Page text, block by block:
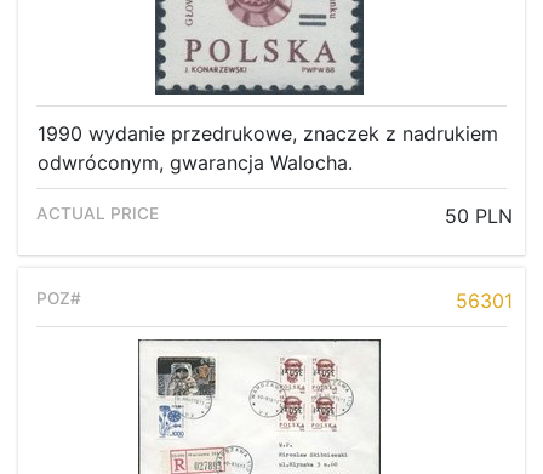
1990 wydanie przedrukowe, znaczek z nadrukiem
odwróconym, gwarancja Walocha.
50 PLN
56301